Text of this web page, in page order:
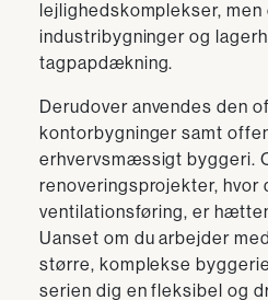
lejlighedskomplekser,
industribygninger og
tagpapdækning.
Derudover anvendes den
kontorbygninger samt
erhvervsmæssigt byggeri.
renoveringsprojekter, hvor
ventilationsføring, er
Uanset om du arbejder
større, komplekse
serien dig en fleksibel og